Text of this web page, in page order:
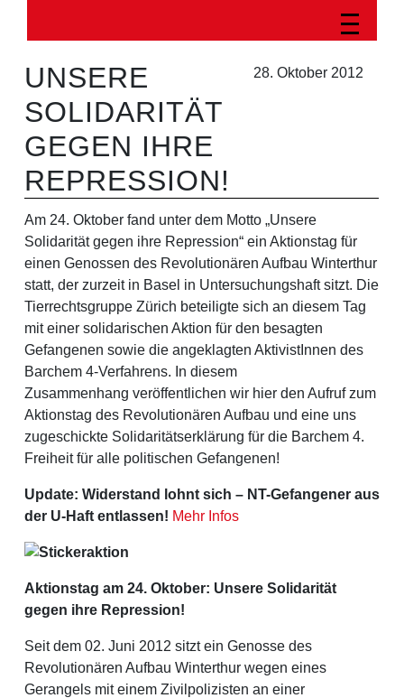
28. Oktober 2012
UNSERE
SOLIDARITÄT
GEGEN IHRE
REPRESSION!
Am 24. Oktober fand unter dem Motto „Unsere
Solidarität gegen ihre Repression“ ein Aktionstag für
einen Genossen des Revolutionären Aufbau Winterthur
statt, der zurzeit in Basel in Untersuchungshaft sitzt. Die
Tierrechtsgruppe Zürich beteiligte sich an diesem Tag
mit einer solidarischen Aktion für den besagten
Gefangenen sowie die angeklagten AktivistInnen des
Barchem 4-Verfahrens. In diesem
Zusammenhang veröffentlichen wir hier den Aufruf zum
Aktionstag des Revolutionären Aufbau und eine uns
zugeschickte Solidaritätserklärung für die Barchem 4.
Freiheit für alle politischen Gefangenen!
Update: Widerstand lohnt sich – NT-Gefangener aus
der U-Haft entlassen! Mehr Infos
Aktionstag am 24. Oktober: Unsere Solidarität
gegen ihre Repression!
Seit dem 02. Juni 2012 sitzt ein Genosse des
Revolutionären Aufbau Winterthur wegen eines
Gerangels mit einem Zivilpolizisten an einer